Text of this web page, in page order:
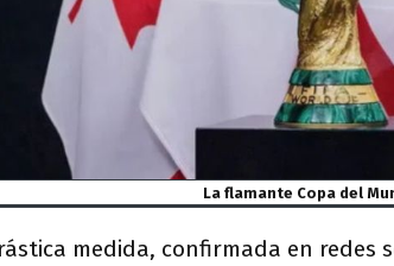
La flamante Copa del
medida, confirmada en redes